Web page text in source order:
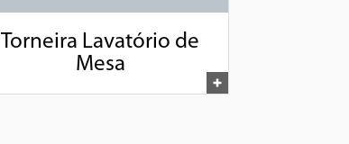
Torneira Lavatório de
Mesa